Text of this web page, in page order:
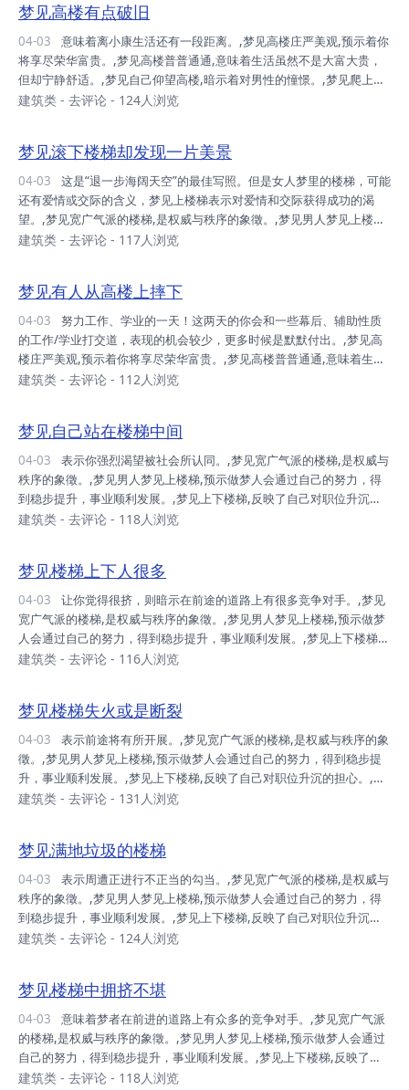
却不好与人沟通而忧虑。,
梦见高楼有点破旧
04-03
将享尽荣华富贵。,梦见高楼普普通通,意味着生活虽然不是大富大贵，
但却宁静舒适。,梦见自己仰望高楼,暗示着对男性的憧憬。,梦见爬上高
楼,表示渴望有个情人。,梦见从高楼顶楼向下看感到害怕,表示对性爱既
多时候是默默付出。,
建筑类 - 去评论 - 124人浏览
梦见滚下楼梯却发现一片美景
04-03
还有爱情或交际的含义，梦见上楼梯表示对爱情和交际获得成功的渴
望。,梦见宽广气派的楼梯,是权威与秩序的象徵。,梦见男人梦见上楼梯,
预示做梦人会通过自己的努力，得到稳步提升，事业顺利发展。,梦见上
很多,暗示在前途的道路上有很多竞争对手。,梦见自己站在楼梯中间,表
示你强烈渴望被社会所认同。,梦见满地垃圾的楼梯,表示周遭正进行不
正当的勾当。,梦见楼梯失火或是断裂,表示前途将有所开展。,梦见自己
上楼梯,表明梦者...
建筑类 - 去评论 - 117人浏览
梦见有人从高楼上摔下
04-03
的工作/学业打交道，表现的机会较少，更多时候是默默付出。,梦见高
楼庄严美观,预示着你将享尽荣华富贵。,梦见高楼普普通通,意味着生活
虽然不是大富大贵，但却宁静舒适。,梦见高楼有点破旧,意味着离小康
爱既期待又害怕。,
建筑类 - 去评论 - 112人浏览
梦见自己站在楼梯中间
04-03
秩序的象徵。,梦见男人梦见上楼梯,预示做梦人会通过自己的努力，得
到稳步提升，事业顺利发展。,梦见上下楼梯,反映了自己对职位升沉的
担心。,梦见下楼梯,暗示生活中财产、地位、名誉等方面有些担心，害
梦见上楼梯表示对爱情和交际获得成功的渴望。,梦见楼梯上下人很多,
暗示在前途的道路上有很多竞争对手。,梦见满地垃圾的楼梯,表示周遭
正进行不正当的勾当。,梦见楼梯失火或是断裂,表示前途将有所开展。,
梦见自己上楼梯,表...
建筑类 - 去评论 - 118人浏览
梦见楼梯上下人很多
04-03
宽广气派的楼梯,是权威与秩序的象徵。,梦见男人梦见上楼梯,预示做梦
人会通过自己的努力，得到稳步提升，事业顺利发展。,梦见上下楼梯,
反映了自己对职位升沉的担心。,梦见下楼梯,暗示生活中财产、地位、
还有爱情或交际的含义，梦见上楼梯表示对爱情和交际获得成功的渴
望。,梦见楼梯上下人很多,暗示在前途的道路上有很多竞争对手。,梦见
自己站在楼梯中间,表示你强烈渴望被社会所认同。,梦见满地垃圾的楼
梯,表示周遭正进行不正...
建筑类 - 去评论 - 116人浏览
梦见楼梯失火或是断裂
04-03
徵。,梦见男人梦见上楼梯,预示做梦人会通过自己的努力，得到稳步提
升，事业顺利发展。,梦见上下楼梯,反映了自己对职位升沉的担心。,梦
见下楼梯,暗示生活中财产、地位、名誉等方面有些担心，害怕自己会被
表示对爱情和交际获得成功的渴望。,梦见楼梯上下人很多,暗示在前途
的道路上有很多竞争对手。,梦见自己站在楼梯中间,表示你强烈渴望被
社会所认同。,梦见满地垃圾的楼梯,表示周遭正进行不正当的勾当。,梦
见自己上楼梯,表...
建筑类 - 去评论 - 131人浏览
梦见满地垃圾的楼梯
04-03
秩序的象徵。,梦见男人梦见上楼梯,预示做梦人会通过自己的努力，得
到稳步提升，事业顺利发展。,梦见上下楼梯,反映了自己对职位升沉的
担心。,梦见下楼梯,暗示生活中财产、地位、名誉等方面有些担心，害
梦见上楼梯表示对爱情和交际获得成功的渴望。,梦见楼梯上下人很多,
暗示在前途的道路上有很多竞争对手。,梦见自己站在楼梯中间,表示你
强烈渴望被社会所认同。,梦见楼梯失火或是断裂,表示前途将有所开
展。,梦见自己上楼梯,...
建筑类 - 去评论 - 124人浏览
梦见楼梯中拥挤不堪
04-03
的楼梯,是权威与秩序的象徵。,梦见男人梦见上楼梯,预示做梦人会通过
自己的努力，得到稳步提升，事业顺利发展。,梦见上下楼梯,反映了自
己对职位升沉的担心。,梦见下楼梯,暗示生活中财产、地位、名誉等方
建筑类 - 去评论 - 118人浏览